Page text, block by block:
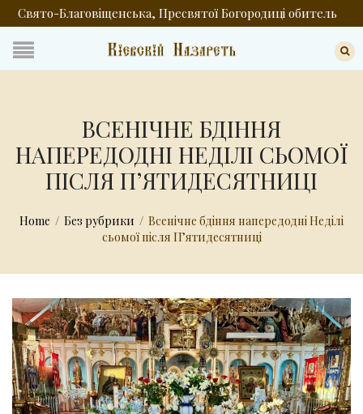
Свято-Благовіщенська, Пресвятої Богородиці обитель
ВСЕНІЧНЕ БДІННЯ
НАПЕРЕДОДНІ НЕДІЛІ СЬОМОЇ
ПІСЛЯ ПʼЯТИДЕСЯТНИЦІ
Home / Без рубрики / Всенічне бдіння напередодні Неділі
сьомої після Пʼятидесятниці